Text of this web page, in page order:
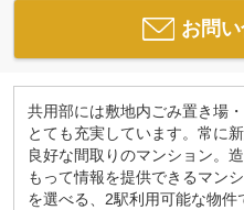
お問
共用部には敷地内ごみ置き場
とても充実しています。常に
良好な間取りのマンション。
もって情報を提供できるマン
を選べる、2駅利用可能な物